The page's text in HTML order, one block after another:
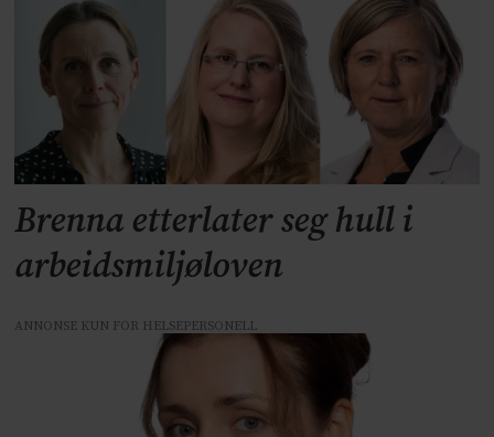
Brenna etterlater seg hull i
arbeidsmiljøloven
ANNONSE KUN FOR HELSEPERSONELL